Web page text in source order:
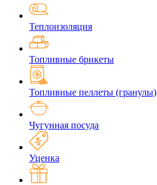
Теплоизоляция
Топливные брикеты
Топливные пеллеты (гранулы)
Чугунная посуда
Уценка